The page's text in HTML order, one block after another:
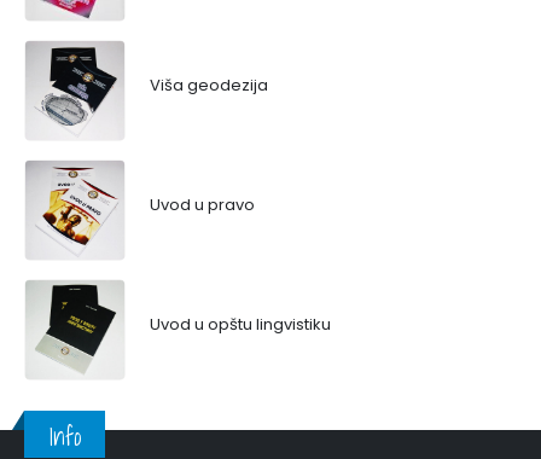
Viša geodezija
Uvod u pravo
Uvod u opštu lingvistiku
Info